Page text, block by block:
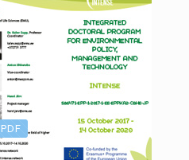
PDF